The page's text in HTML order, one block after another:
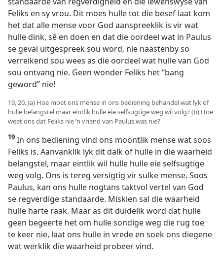
Feliks en sy vrou. Dit moes hulle tot die besef laat kom
het dat alle mense voor God aanspreeklik is vir wat
hulle dink, sê en doen en dat die oordeel wat in Paulus
se geval uitgespreek sou word, nie naastenby so
verreikend sou wees as die oordeel wat hulle van God
sou ontvang nie. Geen wonder Feliks het “bang
geword” nie!
19, 20. (a) Hoe moet ons mense in ons bediening behandel wat lyk of
hulle belangstel maar eintlik hulle eie selfsugtige weg wil volg? (b) Hoe
weet ons dat Feliks nie ’n vriend van Paulus was nie?
19 In ons bediening vind ons moontlik mense wat soos
Feliks is. Aanvanklik lyk dit dalk of hulle in die waarheid
belangstel, maar eintlik wil hulle hulle eie selfsugtige
weg volg. Ons is tereg versigtig vir sulke mense. Soos
Paulus, kan ons hulle nogtans taktvol vertel van God
se regverdige standaarde. Miskien sal die waarheid
hulle harte raak. Maar as dit duidelik word dat hulle
geen begeerte het om hulle sondige weg die rug toe
te keer nie, laat ons hulle in vrede en soek ons diegene
wat werklik die waarheid probeer vind.